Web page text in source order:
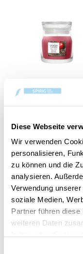
Diese Webseite
Wir verwenden
personalisieren,
zu können und die
analysieren.
Verwendung
soziale Medien,
Partner führen
weiteren Daten
Signature Small
CHF 12.90
Red Apple